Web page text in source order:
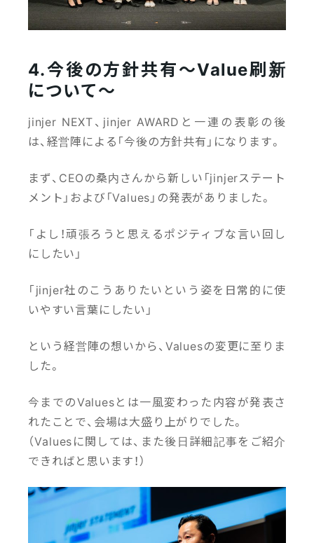
4.今後の方針共有～Value刷新
について～
jinjer NEXT、jinjer AWARDと一連の表彰の後
は、経営陣による「今後の方針共有」になります。
まず、CEOの桑内さんから新しい「jinjerステート
メント」および「Values」の発表がありました。
「よし！頑張ろうと思えるポジティブな言い回し
にしたい」
「jinjer社のこうありたいという姿を日常的に使
いやすい言葉にしたい」
という経営陣の想いから、Valuesの変更に至りま
した。
今までのValuesとは一風変わった内容が発表さ
れたことで、会場は大盛り上がりでした。
（Valuesに関しては、また後日詳細記事をご紹介
できればと思います！）